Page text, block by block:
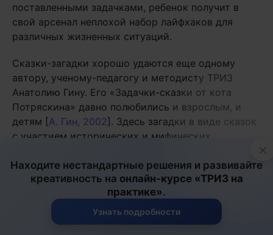
поставленными задачками, ребенок получит в
свой арсенал неплохой набор лайфхаков для
различных жизненных ситуаций.
Сказки-загадки хорошо удаются еще одному
автору, ученому-педагогу и методисту ТРИЗ
Анатолию Гину. Его «Задачки-сказки от кота
Потряскина» давно полюбились и взрослым, и
детям [А. Гин, 2002]. Здесь загадки в виде сказок
с участием исторических и мифических
Он же дает свой вариант ответа. Впрочем, это не
отменяет мозгового штурма со стороны
читателей, потому что чем больше разных
тем проще будет найти самое лучшее решение.
×
Находите нестандартные решения и развивайте
креативность на онлайн-курсе «ТРИЗ на
практике».
Узнать подробности